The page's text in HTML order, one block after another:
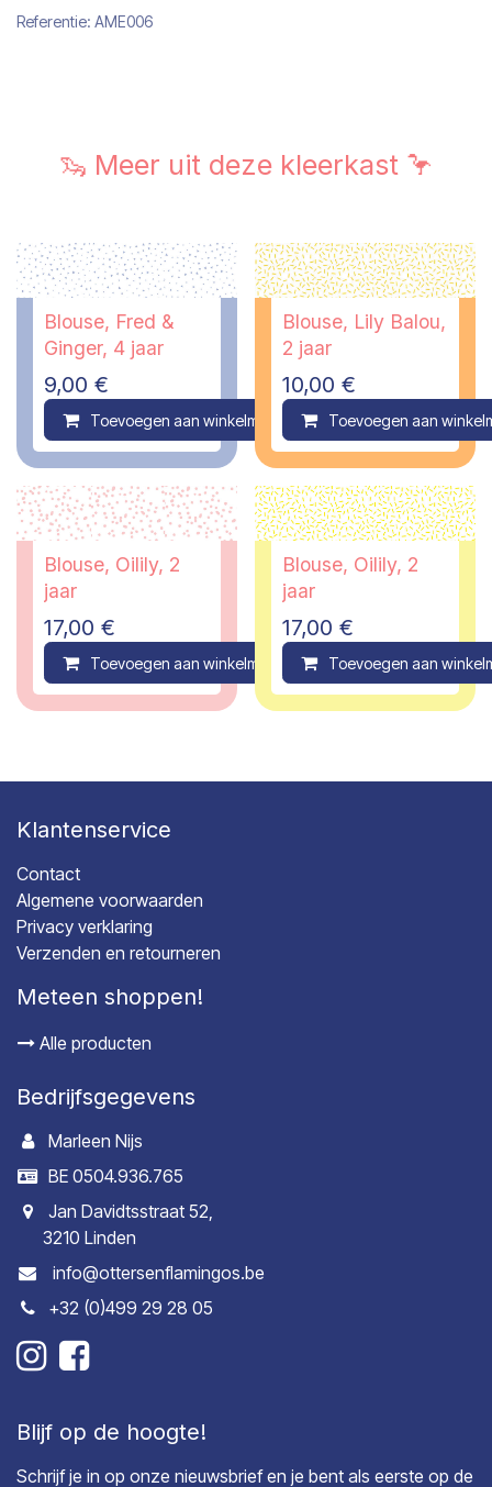
Referentie: AME006
🦦 Meer uit deze kleerkast 🦩
Blouse, Fred &
Ginger, 4 jaar
9,00 €
Toevoegen aan winkelmandje Compare
Blouse, Lily Balou,
2 jaar
10,00 €
Toevoegen aan
Blouse, Oilily, 2
jaar
17,00 €
Toevoegen aan winkelmandje Compare
Blouse, Oilily, 2
jaar
17,00 €
Toevoegen aan
Klantenservice
Contact
Algemene voorwaarden
Privacy verklaring
Verzenden en retourneren
Meteen shoppen!
Alle producten
Bedrijfsgegevens
Marleen Nijs
BE 0504.936.765
Jan Davidtsstraat 52,
3210 Linden
info@ottersenflamingos.be
+32 (0)499 29 28 05
Blijf op de hoogte!
Schrijf je in op onze nieuwsbrief en je bent als eerste op de